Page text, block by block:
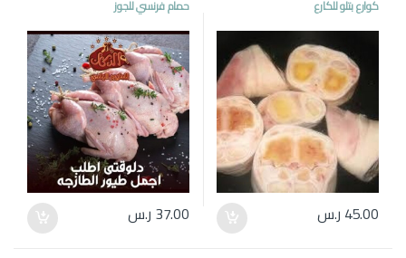
كوارع بتلو للكارع
45.00 ر.س
حمام فرنسي للجوز
37.00 ر.س